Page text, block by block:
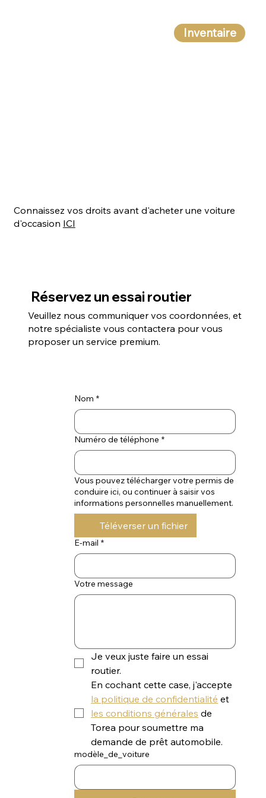
Inventaire
Réservez un essai routier
Veuillez nous communiquer vos coordonnées, et
notre spécialiste vous contactera pour vous
proposer un service premium.
Nom *
Numéro de téléphone *
Vous pouvez télécharger votre permis de
conduire ici, ou continuer à saisir vos
informations personnelles manuellement.
Téléverser un fichier
E-mail *
Votre message
Je veux juste faire un essai
routier.
la politique de confidentialité
les conditions générales de
Torea pour soumettre ma
demande de prêt automobile.
modèle_de_voiture
Connaissez vos droits avant d'acheter une voiture
d'occasion ICI